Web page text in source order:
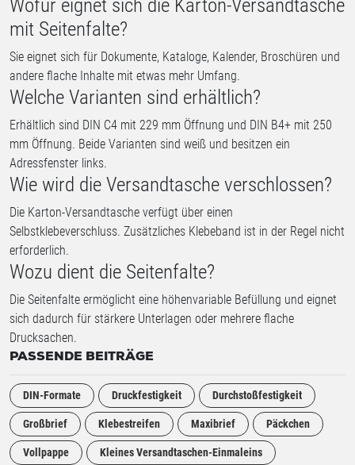
Wofür eignet sich die Karton-Versandtasche
mit Seitenfalte?
Sie eignet sich für Dokumente, Kataloge, Kalender, Broschüren und
andere flache Inhalte mit etwas mehr Umfang.
Welche Varianten sind erhältlich?
Erhältlich sind DIN C4 mit 229 mm Öffnung und DIN B4+ mit 250
mm Öffnung. Beide Varianten sind weiß und besitzen ein
Adressfenster links.
Wie wird die Versandtasche verschlossen?
Die Karton-Versandtasche verfügt über einen
Selbstklebeverschluss. Zusätzliches Klebeband ist in der Regel nicht
erforderlich.
Wozu dient die Seitenfalte?
Die Seitenfalte ermöglicht eine höhenvariable Befüllung und eignet
sich dadurch für stärkere Unterlagen oder mehrere flache
Drucksachen.
PASSENDE BEITRÄGE
DIN-Formate Druckfestigkeit Durchstoßfestigkeit
Großbrief Klebestreifen Maxibrief Päckchen
Vollpappe Kleines Versandtaschen-Einmaleins